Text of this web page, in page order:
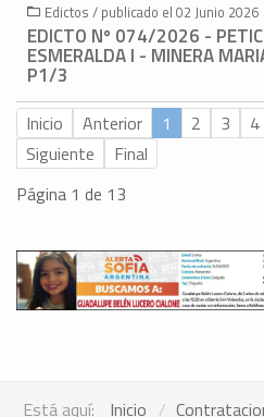
Edictos / publicado el 02 Junio 2026
EDICTO Nº 074/2026 -
ESMERALDA I - MINERA
P1/3
Inicio Anterior 1 2 3 4
Siguiente
Final
Página 1 de 13
Está aquí: Inicio